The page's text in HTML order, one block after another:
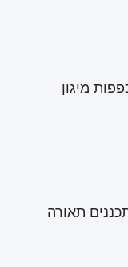
מיגון
תאורה